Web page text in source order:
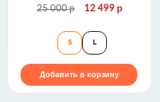
25 000р 12 499р
Платье
S L
Добавить в корзину